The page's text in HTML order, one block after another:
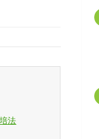
法